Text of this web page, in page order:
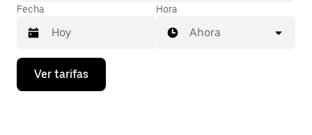
Fecha
Presiona
flecha
Hora
Ahora
Ver tarifas